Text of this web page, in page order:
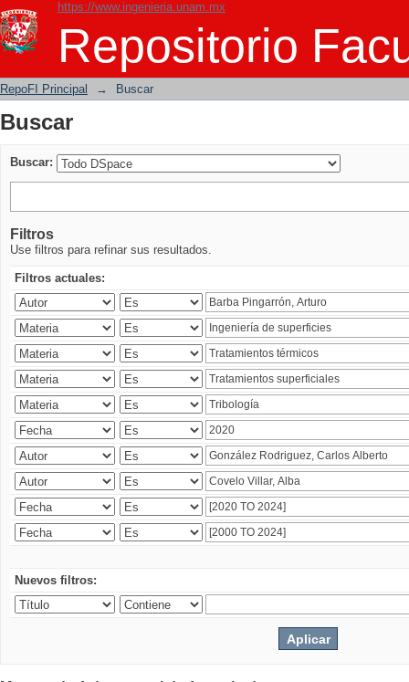
https://www.ingenieria.unam.mx
Repositorio
Buscar
RepoFI Principal → Buscar
Buscar
Buscar:
Filtros
Use filtros para refinar sus resultados.
Filtros actuales:
Nuevos filtros: